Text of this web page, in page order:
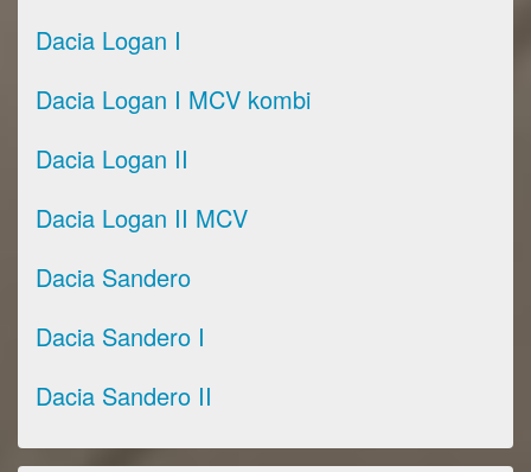
Dacia Logan I
Dacia Logan I MCV kombi
Dacia Logan II
Dacia Logan II MCV
Dacia Sandero
Dacia Sandero I
Dacia Sandero II